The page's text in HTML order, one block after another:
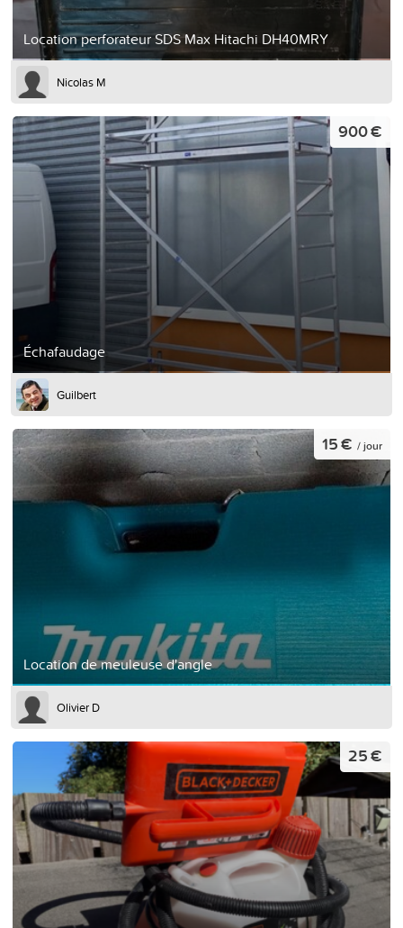
Location perforateur SDS Max Hitachi DH40MRY
Nicolas M
Échafaudage
900 €
Guilbert
Location de meuleuse d'angle
15 € / jour
Olivier D
25 €